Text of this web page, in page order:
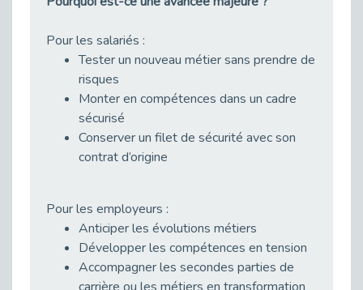
Publié le 07/04/2026
Publié le 03/04/2026
Avril, mois de l’accompagnement dans l’emploi avec Cap emploi.
Publié le 31/03/2026
CDD de reconversion : un nouveau contrat pour sécuriser le changement de métier.
Publié le 30/03/2026
Pour les salariés :
Tester un nouveau métier sans prendre de
risques
Monter en compétences dans un cadre
sécurisé
Conserver un filet de sécurité avec son
contrat d’origine
Pour les employeurs :
Anticiper les évolutions métiers
Développer les compétences en tension
Accompagner les secondes parties de